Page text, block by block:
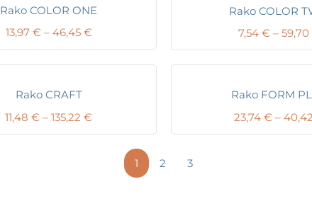
70,14 €
Rako COLOR ONE
13,97 € – 46,45 €Price
range:
13,97 €
Rako COLOR
7,54 € – 59,70
Rako CRAFT
11,48 € – 135,22 €
range:
through
135,22 €
Rako FORM
23,74 € – 40,42
1 2 3